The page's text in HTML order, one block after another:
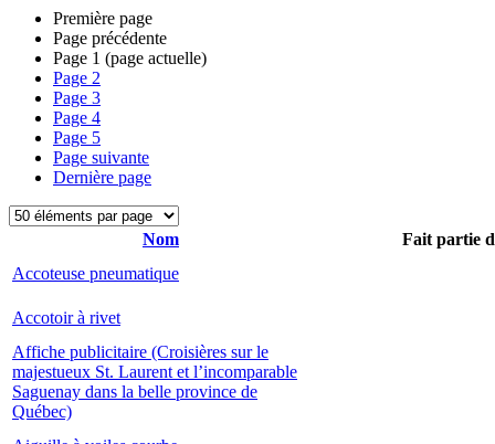
Première page
Page précédente
Page 1 (page actuelle)
Page 2
Page 3
Page 4
Page 5
Page suivante
Dernière page
Nom
Fait partie
Accoteuse pneumatique
Accotoir à rivet
Affiche publicitaire (Croisières sur le
majestueux St. Laurent et l’incomparable
Saguenay dans la belle province de
Québec)